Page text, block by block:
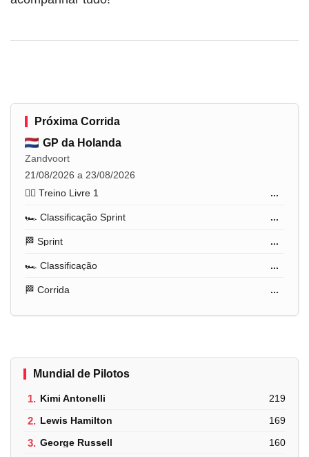
Próxima Corrida
GP da Holanda
Zandvoort
21/08/2026 a 23/08/2026
🏋️‍♂️ Treino Livre 1
...
🏎️ Classificação Sprint ...
🏁 Sprint ...
🏎️ Classificação ...
🏁 Corrida ...
Mundial de Pilotos
1. Kimi Antonelli 219
2. Lewis Hamilton 169
3. George Russell 160